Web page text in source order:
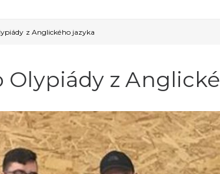
z Anglického jazyka
Olypiády z